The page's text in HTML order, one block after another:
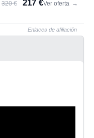
320 € 217 €Ver oferta →
Enlaces de afiliación